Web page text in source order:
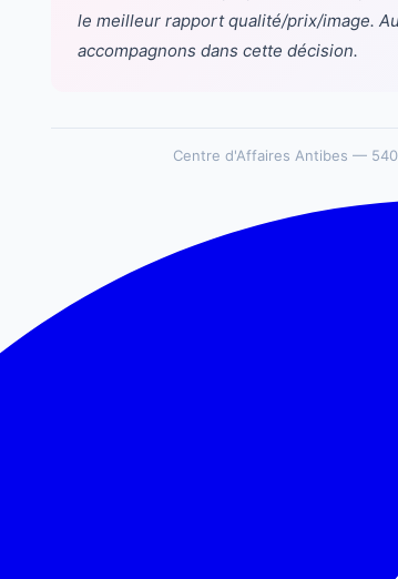
le meilleur rapport qualité/prix/image.
accompagnons dans cette décision.
Centre d'Affaires Antibes —